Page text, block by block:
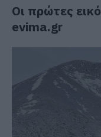
Οι πρώτες
evima.gr